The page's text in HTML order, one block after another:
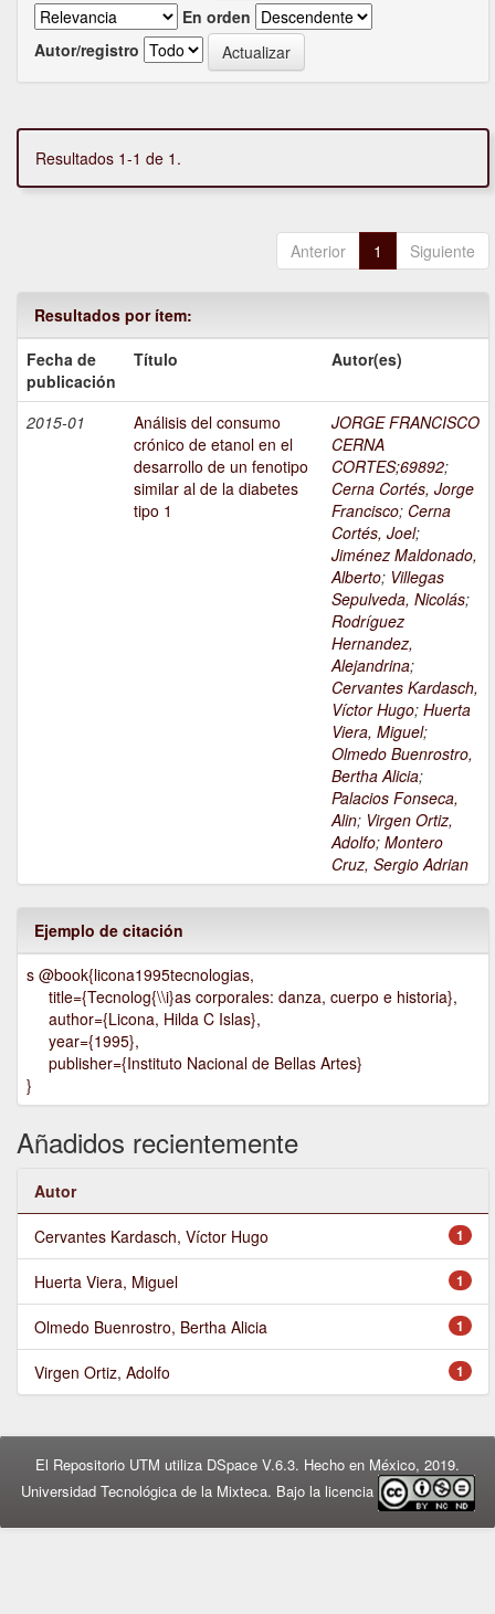
En orden
Autor/registro
Resultados 1-1 de 1.
Anterior 1 Siguiente
Resultados por ítem:
Fecha de
publicación
Título Autor(es)
2015-01
Análisis del consumo
crónico de etanol en el
desarrollo de un fenotipo
similar al de la diabetes
tipo 1
JORGE FRANCISCO
CERNA
CORTES;69892;
Cerna Cortés, Jorge
Francisco; Cerna
Cortés, Joel;
Jiménez Maldonado,
Alberto; Villegas
Sepulveda, Nicolás;
Rodríguez
Hernandez,
Alejandrina;
Cervantes Kardasch,
Víctor Hugo; Huerta
Viera, Miguel;
Olmedo Buenrostro,
Bertha Alicia;
Palacios Fonseca,
Alin; Virgen Ortiz,
Adolfo; Montero
Cruz, Sergio Adrian
Ejemplo de citación
s @book{licona1995tecnologias,
title={Tecnolog{\\i}as corporales: danza, cuerpo e historia},
author={Licona, Hilda C Islas},
year={1995},
publisher={Instituto Nacional de Bellas Artes}
}
Añadidos recientemente
Autor
1
Cervantes Kardasch, Víctor Hugo
1
Huerta Viera, Miguel
1
Olmedo Buenrostro, Bertha Alicia
1
Virgen Ortiz, Adolfo
El Repositorio UTM utiliza DSpace V.6.3. Hecho en México, 2019.
Universidad Tecnológica de la Mixteca. Bajo la licencia